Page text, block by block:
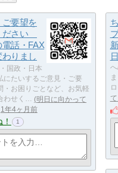
ご要望を
ださい
話・FAX
りまし
国政・日本
にたいするご意見・ご要
・お困りごとなど、お気軽
わせく…
明日に向かって
1年4ヶ月前
1